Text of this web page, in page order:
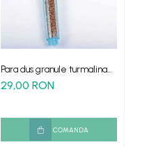
Para dus granule turmalina
efect tonifiant SPA
29,00 RON
COMANDA